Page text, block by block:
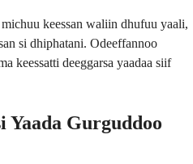
keessan waliin dhufuu yaali,
si dhiphatani. Odeeffannoo
keessatti deeggarsa yaadaa siif
Gurguddoo